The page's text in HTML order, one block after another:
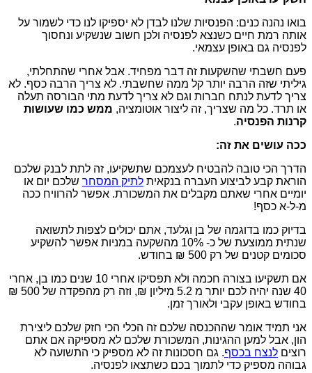
בואו נהנה כנים: הפנסיות שלנו לבדן לא יספיקו לנו כדי לשמור על
אותה רמת חיים כשנצא לפנסיה ולכן חשוב שנשקיע ונחסוך
לפנסיה גם באופן עצמאי.
פעם חשבתי שהשקעות זה דבר מפחיד. אבל אחרי שהתחלתי,
גיליתי שזה הרבה יותר קל ממה שחשבתי. לא צריך הרבה כסף. לא
צריך לדעת לנתח חברות וגם לא צריך לדעת מתי הבורסה תעלה
או תרד. כל מה שצריך, זה ליצור אוטומציה, ממש כמו שעושות
קרנות הפנסיה.
ככה עושים את זה:
הדרך הכי טובה להבטיח לעצמכם שתשקיעו, זה לתת לבנק שלכם
הוראת קבע לביצוע העברה בנקאית לתיק המסחר שלכם יום או
יומיים אחרי שאתם מקבלים את המשכורת. אפשר להרוויח ככה
מ-ל-א כסף!
בדיוק כמו בדוגמה של בן וגלעד, אתם יכולים לצפות לתשואה
שנתית ממוצעת של כ- 10% מהשקעה במניות אפשר להשקיע
סכומים קטנים של רק 500 ₪ בחודש.
אם תשקיעו בצורה חכמה ולא תפסיקו אחרי 10 שנים כמו בן, אחרי
40 שנה יהיה לכם יותר מ 5.2 מיליון ₪, וזה רק מהפקדה של 500 ₪
בחודש באופן עקבי ולאורך זמן.
אני תמיד אומר שההכנסה שלכם זה הכלי הכי חזק שלכם ליצירת
הון, אבל למען ההגינות, המשכורת שלכם לא מספיקה אם אתם
רוצים לנצח בכסף. גם חסכונות זה לא מספיק כי התשועה לא
גבוהה מספיק כדי לתמוך בכם כשתצאו לפנסיה.